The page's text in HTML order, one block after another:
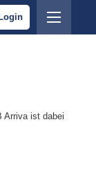
Login
Arriva ist dabei